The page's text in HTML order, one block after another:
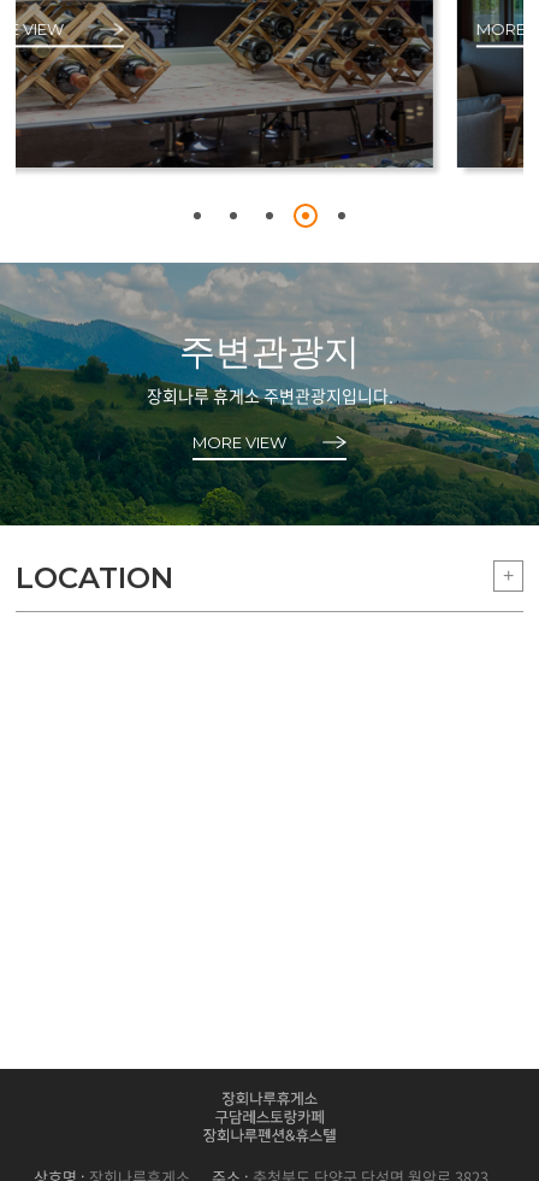
MORE VIEW
주변관광지
장회나루 휴게소 주변관광지입니다.
MORE VIEW
LOCATION +
상호명 : 장회나루휴게소 주소 : 충청북도 단양군 단성면 월악로 3823